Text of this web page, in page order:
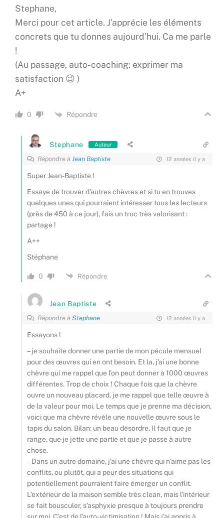
Stephane,
Merci pour cet article. J’apprécie les éléments
concrets que tu donnes aujourd’hui. Ca me parle
!
(Au passage, auto-coaching: exprimer ma
satisfaction 😉 )
A+
0 Répondre
Stephane Auteur
Répondre àJean Baptiste 12 années il y a
Super Jean-Baptiste !
Essaye de trouver d’autres chèvres et si tu en trouves
quelques unes qui pourraient intéresser tous les lecteurs
(près de 450 à ce jour), fais un truc très valorisant :
partage !
A++
Stéphane
0 Répondre
Jean Baptiste
Répondre àStephane 12 années il y a
Essayons !
– je souhaite donner une partie de mon pécule mensuel
pour des œuvres qui en ont besoin. Et la, j’ai une bonne
chèvre qui me rappel que l’on peut donner à 1000 œuvres
différentes. Trop de choix ! Chaque fois que la chèvre
ouvre un nouveau placard, je me rappel que telle œuvre à
de la valeur pour moi. Le temps que je prenne ma décision,
voici que ma chèvre révèle une nouvelle œuvre sous le
tapis du salon. Bilan: un beau désordre. Il faut que je
range, que je jette une partie et que je passe à autre
chose.
– Dans un autre domaine, j’ai une chèvre qui n’aime pas les
conflits, ou plutôt, qui a peur des situations qui
potentiellement pourraient faire émerger un conflit.
L’extérieur de la maison semble très clean, mais l’intérieur
se fait bousculer, s’asphyxie presque à toujours prendre